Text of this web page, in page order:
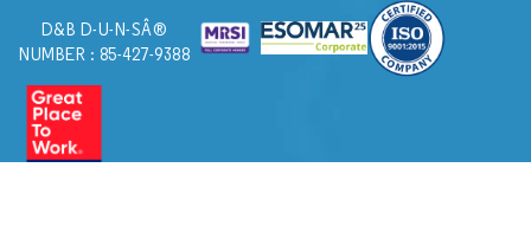
D&B D-U-N-SÂ®
NUMBER : 85-427-9388